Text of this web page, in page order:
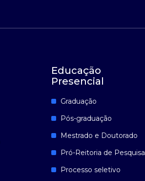
Educação
Presencial
Graduação
Pós-graduação
Mestrado e Doutorado
Pró-Reitoria de Pesquisa
Processo seletivo